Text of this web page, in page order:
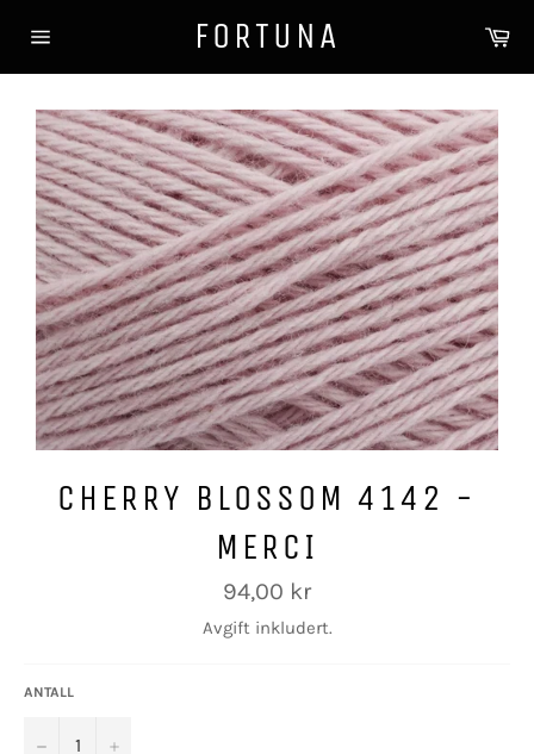
videre
FORTUNA
CHERRY BLOSSOM 4142 -
MERCI
Vanlig
pris
94,00 kr
Avgift inkludert.
ANTALL
− +